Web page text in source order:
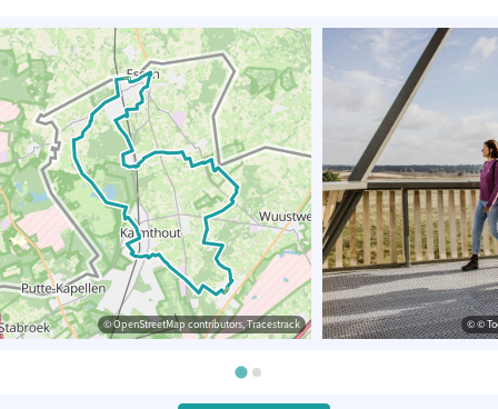
© OpenStreetMap contributors, Tracestrack © ©